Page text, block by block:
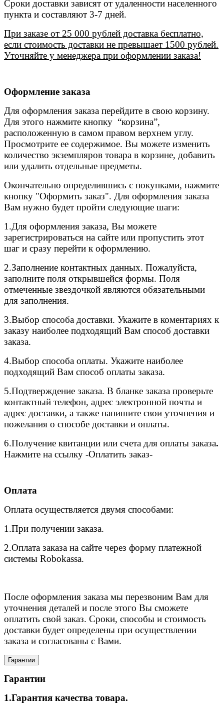
Сроки доставки зависят от удаленности населенного
пункта и составляют 3-7 дней.
При заказе от 25 000 рублей доставка бесплатно,
если стоимость доставки не превышает 1500 рублей.
Уточняйте у менеджера при оформлении заказа!
Оформление заказа
Для оформления заказа перейдите в свою корзину.
Для этого нажмите кнопку “корзина”,
расположенную в самом правом верхнем углу.
Просмотрите ее содержимое. Вы можете изменить
количество экземпляров товара в корзине, добавить
или удалить отдельные предметы.
Окончательно определившись с покупками, нажмите
кнопку "Оформить заказ". Для оформления заказа
Вам нужно будет пройти следующие шаги:
1.Для оформления заказа, Вы можете
зарегистрироваться на сайте или пропустить этот
шаг и сразу перейти к оформлению.
2.Заполнение контактных данных. Пожалуйста,
заполните поля открывшейся формы. Поля
отмеченные звездочкой являются обязательными
для заполнения.
3.Выбор способа доставки. Укажите в коментариях к
заказу наиболее подходящий Вам способ доставки
заказа.
4.Выбор способа оплаты. Укажите наиболее
подходящий Вам способ оплаты заказа.
5.Подтверждение заказа. В бланке заказа проверьте
контактный телефон, адрес электронной почты и
адрес доставки, а также напишите свои уточнения и
пожелания о способе доставки и оплаты.
6.Получение квитанции или счета для оплаты заказа.
Нажмите на ссылку -Оплатить заказ-
Оплата
Оплата осуществляется двумя способами:
1.При получении заказа.
2.Оплата заказа на сайте через форму платежной
системы Robokassa.
После оформления заказа мы перезвоним Вам для
уточнения деталей и после этого Вы сможете
оплатить свой заказ. Сроки, способы и стоимость
доставки будет определены при осуществлении
заказа и согласованы с Вами.
Гарантии
Гарантии
1.Гарантия качества товара.